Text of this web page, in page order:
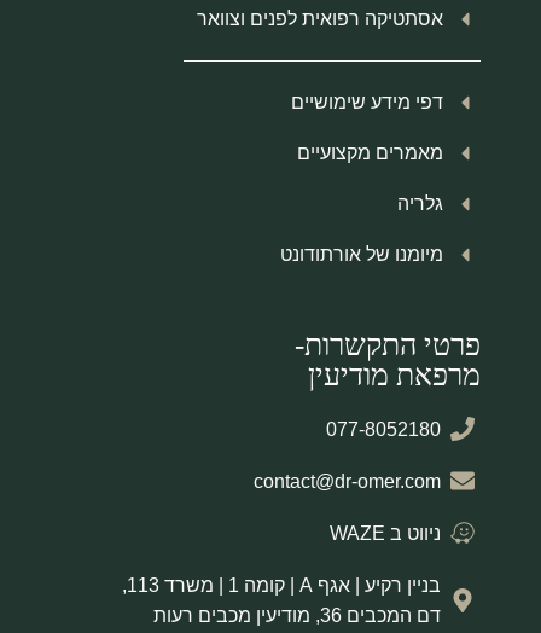
אסתטיקה רפואית לפנים וצוואר
דפי מידע שימושיים
מאמרים מקצועיים
גלריה
מיומנו של אורתודונט
פרטי התקשרות-
מרפאת מודיעין
077-8052180
contact@dr-omer.com
ניווט ב WAZE
בניין רקיע | אגף A | קומה 1 | משרד 113,
דם המכבים 36, מודיעין מכבים רעות